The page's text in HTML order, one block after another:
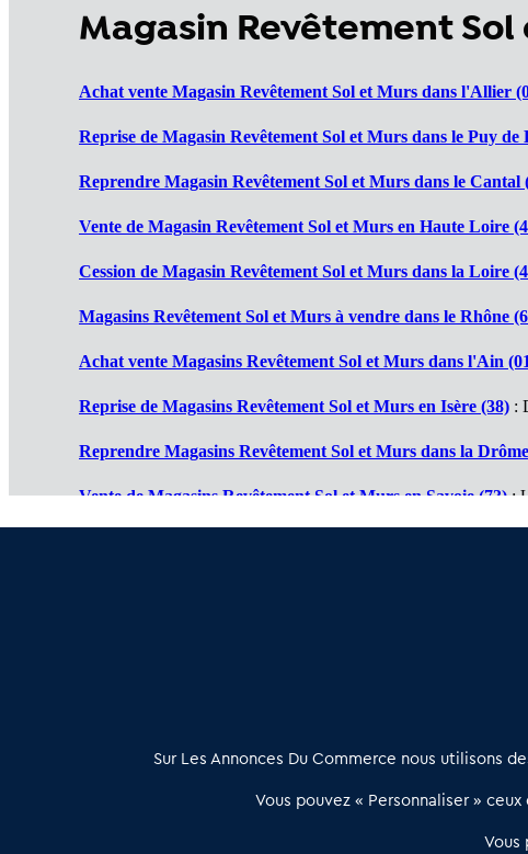
Magasin Revêtement
Achat vente Magasin Revêtement Sol et Murs dans l'Allier
Reprise de Magasin Revêtement Sol et Murs dans le Puy de
Reprendre Magasin Revêtement Sol et Murs dans le Cantal
Vente de Magasin Revêtement Sol et Murs en Haute Loire
Cession de Magasin Revêtement Sol et Murs dans la Loire
Magasins Revêtement Sol et Murs à vendre dans le Rhône
Achat vente Magasins Revêtement Sol et Murs dans l'Ain
Reprise de Magasins Revêtement Sol et Murs en Isère (38) :
Reprendre Magasins Revêtement Sol et Murs dans la
Vente de Magasins Revêtement Sol et Murs en Savoie (73):
relation qualifiée conçu pour les acteurs de l’immobilier commercial
02
Sur Les Annonces Du Commerce nous utilisons
Vous pouvez « Personnaliser »
Vous